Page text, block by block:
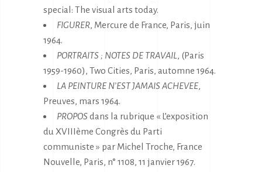
special: The visual arts today.
FIGURER, Mercure de France, Paris, juin
1964.
PORTRAITS ; NOTES DE TRAVAIL , (Paris
1959-1960), Two Cities, Paris, automne 1964.
LA PEINTURE N’EST JAMAIS ACHEVEE,
Preuves, mars 1964.
PROPOSdans la rubrique « L’exposition
du XVIIIème Congrès du Parti
communiste » par Michel Troche, France
Nouvelle, Paris, n° 1108, 11 janvier 1967.